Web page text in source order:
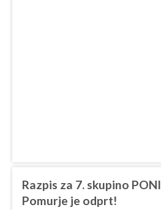
Razpis za 7. skupino PONI
Pomurje je odprt!